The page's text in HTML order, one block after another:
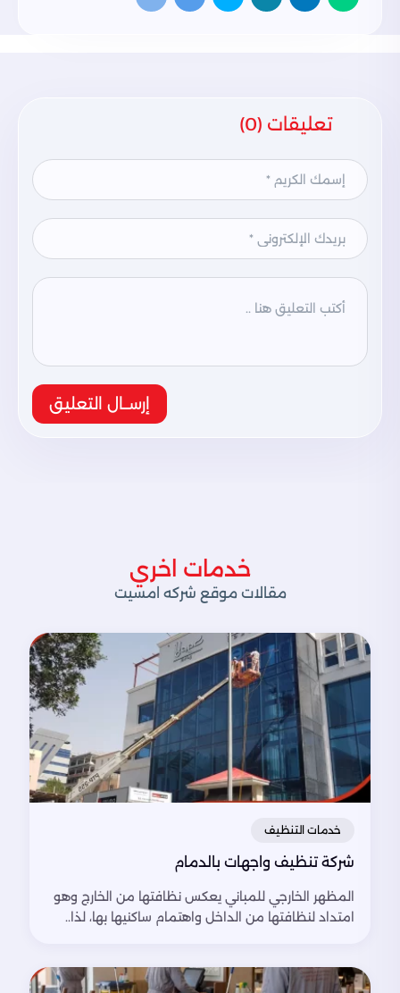
تعليقات (0)
إرســال التعليق
خدمات اخري
مقالات موقع شركه امسيت
خدمات التنظيف
شركة تنظيف واجهات بالدمام
المظهر الخارجي للمباني يعكس نظافتها من الخارج وهو
امتداد لنظافتها من الداخل واهتمام ساكنيها بها، لذا..